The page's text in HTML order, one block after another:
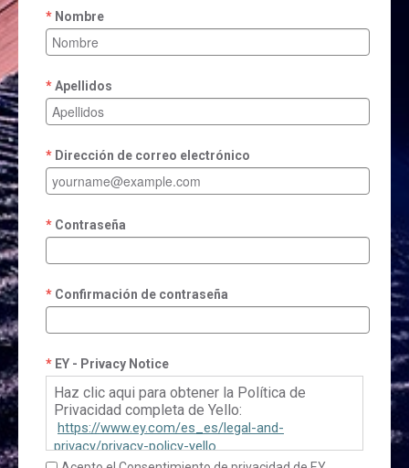
Nombre
Apellidos
Dirección de correo electrónico
Contraseña
Confirmación de contraseña
EY - Privacy Notice
Haz clic aqui para obtener la Política de
Privacidad completa de Yello:
https://www.ey.com/es_es/legal-and-
privacy/privacy-policy-yello